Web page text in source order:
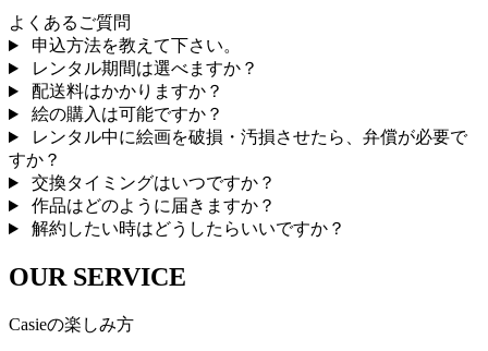
よくあるご質問
申込方法を教えて下さい。
レンタル期間は選べますか？
配送料はかかりますか？
絵の購入は可能ですか？
レンタル中に絵画を破損・汚損させたら、弁償が必要で
すか？
交換タイミングはいつですか？
作品はどのように届きますか？
解約したい時はどうしたらいいですか？
OUR SERVICE
Casieの楽しみ方